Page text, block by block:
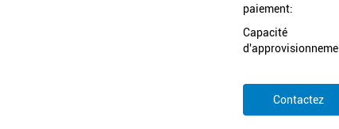
paiement:
Capacité
Contactez